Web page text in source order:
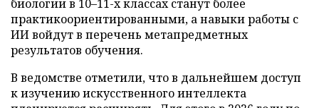
биологии в 10–11-х классах станут более
практикоориентированными, а навыки работы с
ИИ войдут в перечень метапредметных
результатов обучения.
В ведомстве отметили, что в дальнейшем доступ
к изучению искусственного интеллекта